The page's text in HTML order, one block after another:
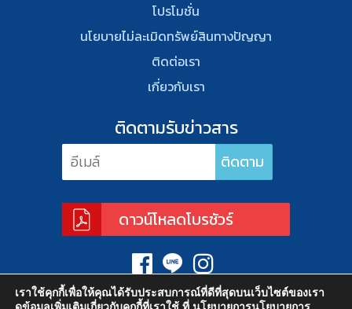
โปรโมชั่น
นโยบายไม่ละเมิดทรัพย์สินทางปัญญา
ติดต่อเรา
เกี่ยวกับเรา
ติดตามรับข่าวสาร
ดาวน์โหลดโบรชัวร์
เราใช้คุกกี้เพื่อให้คุณได้รับประสบการณ์ที่ดีที่สุดบนเว็บไซต์ของเรา